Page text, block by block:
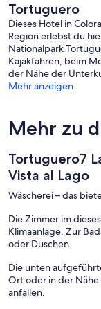
Tortuguero
Dieses Hotel in
Region erlebst du
Nationalpark
Kajakfahren, beim
der Nähe der
Mehr anzeigen
Mehr zu
Tortuguero7
Vista al Lago
Wäscherei – das
Die Zimmer im
Klimaanlage. Zur
oder Duschen.
Die unten
Ort oder in der
anfallen.